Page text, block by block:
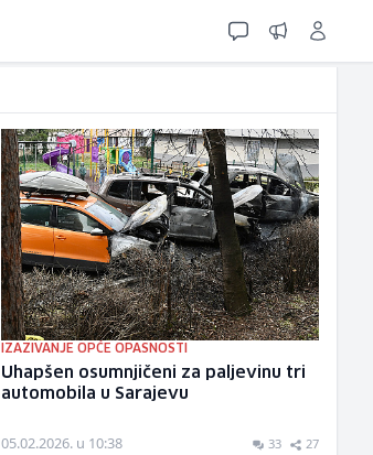
IZAZIVANJE OPĆE OPASNOSTI
Uhapšen osumnjičeni za paljevinu tri
automobila u Sarajevu
05.02.2026. u 10:38 33 27